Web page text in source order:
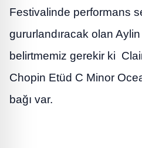
Festivalinde performans
gururlandıracak olan
belirtmemiz gerekir ki
Chopin Etüd C Minor
bağı var.